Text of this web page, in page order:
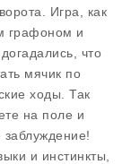
Игра, как
графоном и
что
мячик по
ходы. Так
на поле и
заблуждение!
и инстинкты,